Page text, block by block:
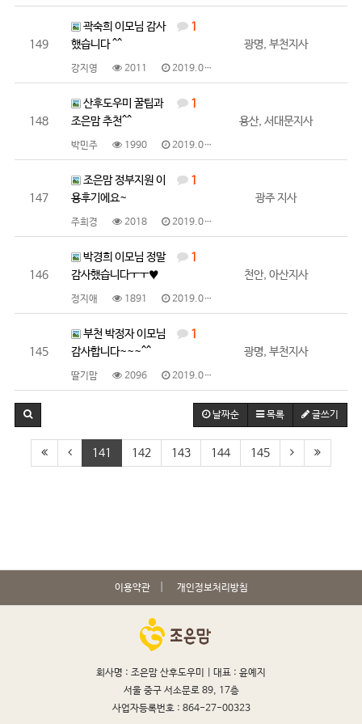
149
1
곽숙희 이모님 감사
했습니다 ^^
강지영 2011 2019.04.12
광명, 부천지사
148
1
산후도우미 꿀팁과
조은맘 추천^^
박민주 1990 2019.04.10
용산, 서대문지사
147
1
조은맘 정부지원 이
용후기에요~
주희경 2018 2019.04.10
광주 지사
146
1
박경희 이모님 정말
감사했습니다ㅜㅜ♥
정지애 1891 2019.04.09
천안, 아산지사
145
1
부천 박정자 이모님
감사합니다~~~^^
딸기맘 2096 2019.04.03
광명, 부천지사
날짜순 목록 글쓰기
141 142 143 144 145
이용약관 개인정보처리방침
회사명 : 조은맘 산후도우미 | 대표 : 윤예지
서울 중구 서소문로 89, 17층
사업자등록번호 : 864-27-00323